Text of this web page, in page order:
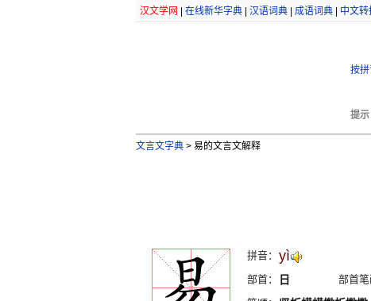
汉文学网 在线新华字典| 汉语词典| 成语词典| 中文转
按
提示
文言文字典 >易的文言文解释
拼音： yì
部首： 日 部首笔